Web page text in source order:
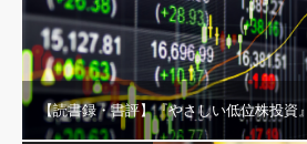
【読書録・書評】『やさしい低位株投資』